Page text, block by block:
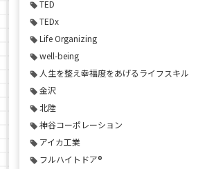
TED
TEDx
Life Organizing
well-being
人生を整え幸福度をあげるライフスキル
金沢
北陸
神谷コーポレーション
アイカ工業
フルハイトドア®